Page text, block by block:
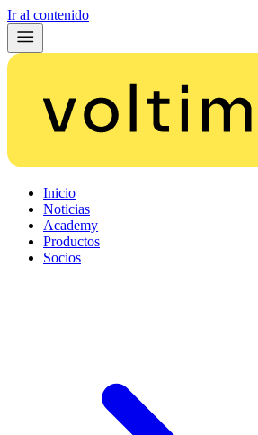
Ir al contenido
Inicio
Noticias
Academy
Productos
Socios